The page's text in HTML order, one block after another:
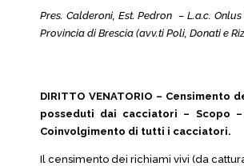
Pres. Calderoni, Est. Pedron – L.a.c.
Provincia di Brescia (avv.ti Poli, Donati e
DIRITTO VENATORIO – Censimento
posseduti dai cacciatori – Scopo –
Coinvolgimento di tutti i cacciatori.
Il censimento dei richiami vivi (da